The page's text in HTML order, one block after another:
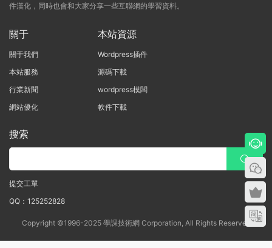
件漢化，同時也會和大家分享一些互聯網的學習資料。
關于
關于我們
本站服務
行業新聞
網站優化
本站資源
Wordpress插件
源碼下載
wordpress模闆
軟件下載
搜索
提交工單
QQ：125252828
Copyright ©1996-2025 學課技術網 Corporation, All Rights Reserved